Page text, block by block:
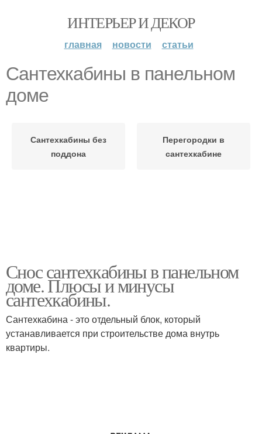
ИНТЕРЬЕР И ДЕКОР
главная новости статьи
Сантехкабины в панельном
доме
Сантехкабины без
поддона
Перегородки в
сантехкабине
Снос сантехкабины в панельном
доме. Плюсы и минусы
сантехкабины.
Сантехкабина - это отдельный блок, который
устанавливается при строительстве дома внутрь
квартиры.